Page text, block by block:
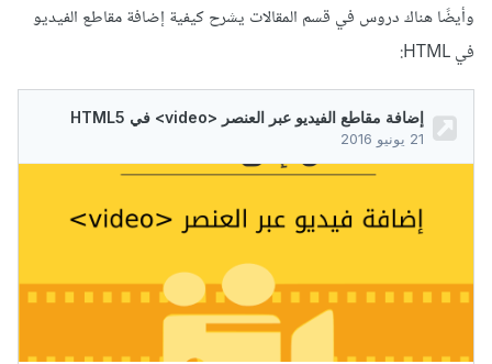
وأيضًا هناك دروس في قسم المقالات يشرح كيفية إضافة مقاطع الفيديو
في HTML: